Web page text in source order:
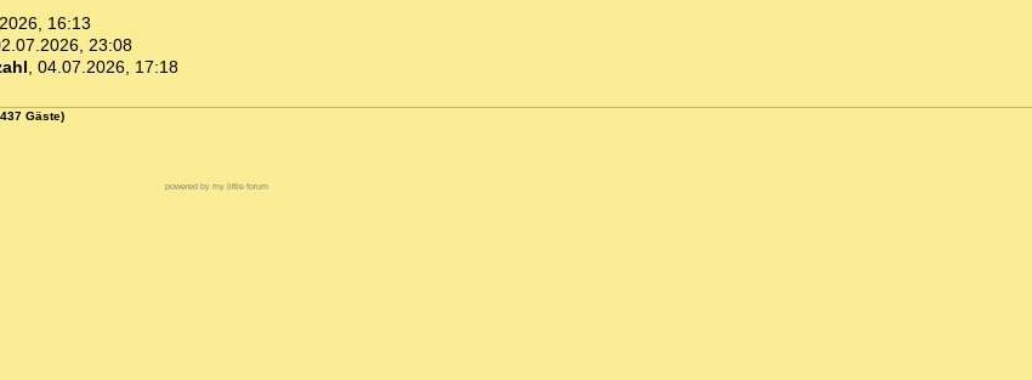
16:13
23:08
, 04.07.2026, 17:18
Gäste)
powered by my little forum